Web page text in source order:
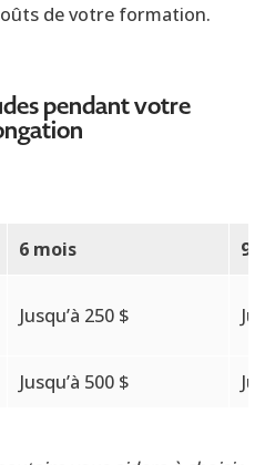
de votre formation.
pendant votre
6 mois 9
Jusqu’à 250 $
Jusqu’à 500 $